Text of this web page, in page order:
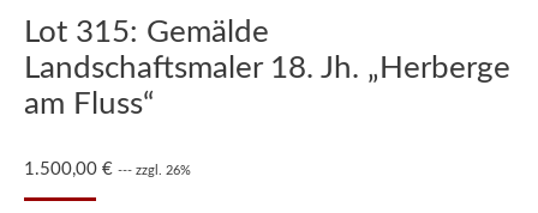
Lot 315: Gemälde
Landschaftsmaler 18. Jh. „Herberge
am Fluss“
1.500,00 € --- zzgl. 26%